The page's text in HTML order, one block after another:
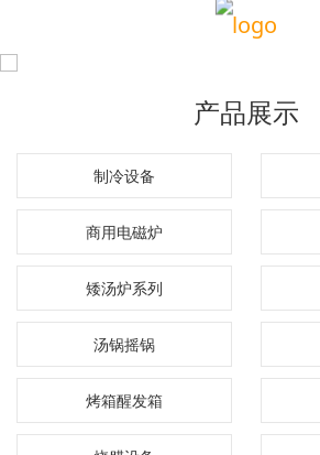
产品展示
制冷设备
商用电磁炉
矮汤炉系列
汤锅摇锅
烤箱醒发箱